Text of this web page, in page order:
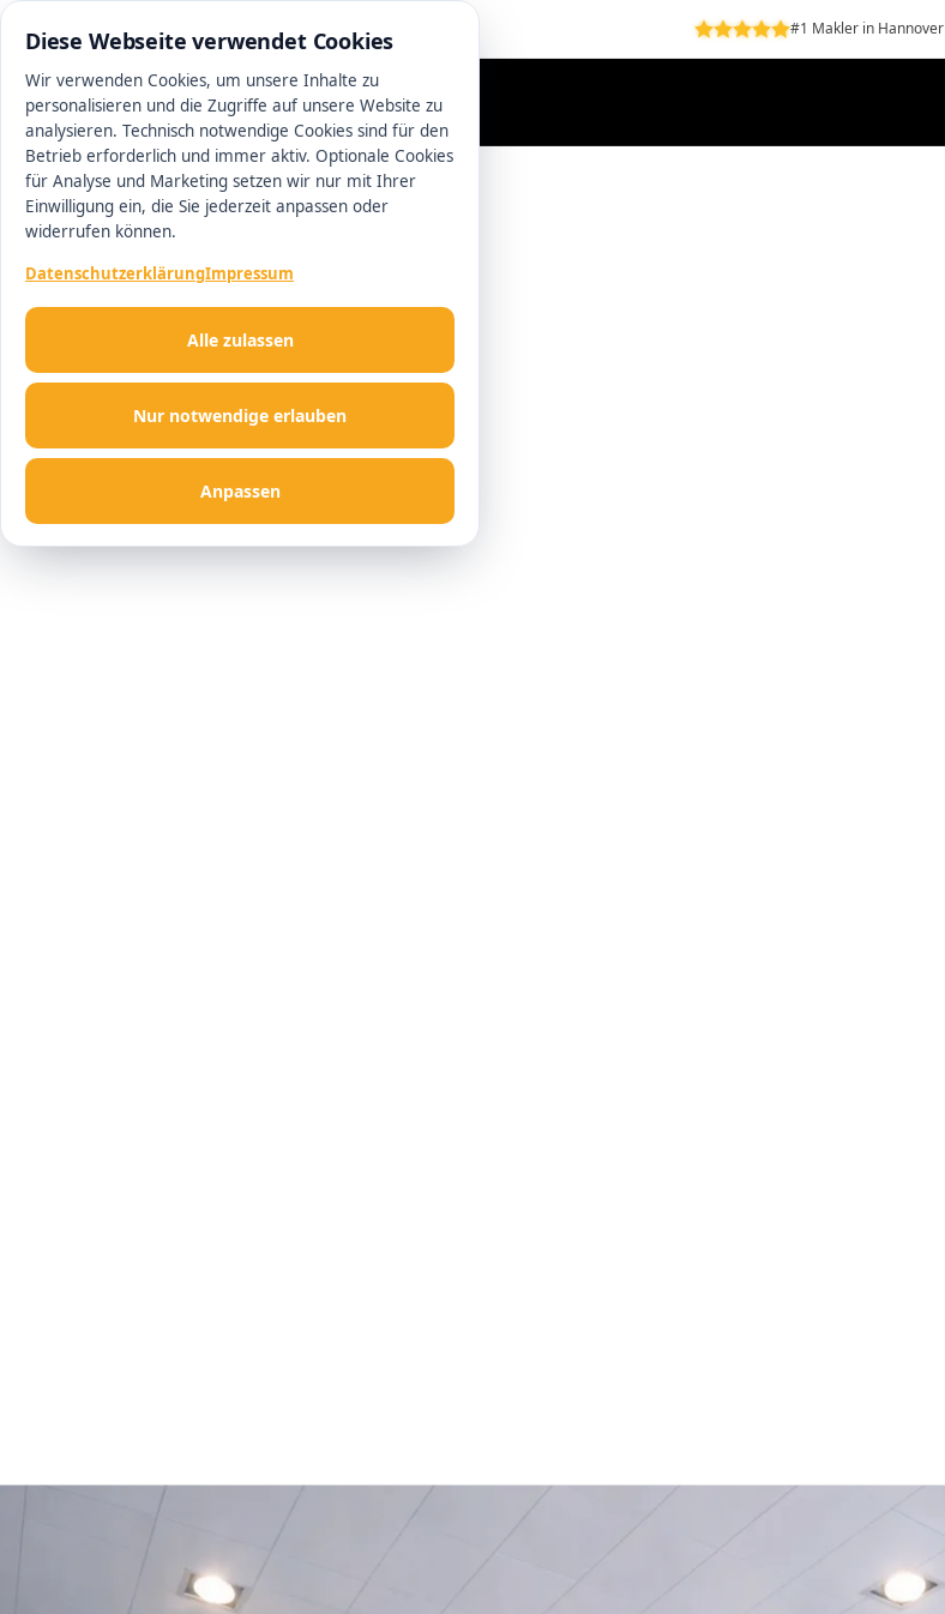
0511 13221100 #1 Makler in Hannover
Diese Webseite verwendet Cookies
Wir verwenden Cookies, um unsere Inhalte zu
personalisieren und die Zugriffe auf unsere Website zu
analysieren. Technisch notwendige Cookies sind für den
Betrieb erforderlich und immer aktiv. Optionale Cookies
für Analyse und Marketing setzen wir nur mit Ihrer
Einwilligung ein, die Sie jederzeit anpassen oder
widerrufen können.
DatenschutzerklärungImpressum
Nur notwendige erlauben
Anpassen
Alle zulassen